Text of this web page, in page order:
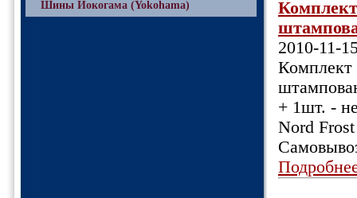
Шины Йокогама (Yokohama)
2010-11-
Комплект
+ 1шт. -
Nord